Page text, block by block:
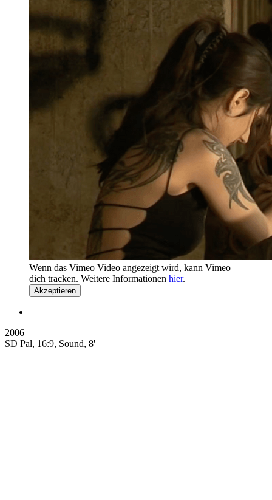
Wenn das Vimeo Video angezeigt wird, kann Vimeo
dich tracken. Weitere Informationen hier.
Akzeptieren
2006
SD Pal, 16:9, Sound, 8'